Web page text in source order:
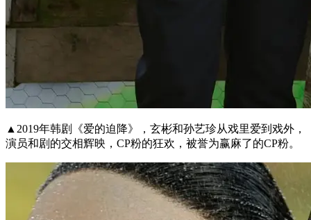
▲2019年韩剧《爱的迫降》，玄彬和孙艺珍从戏里爱到戏外，
演员和剧的交相辉映，CP粉的狂欢，被誉为赢麻了的CP粉。